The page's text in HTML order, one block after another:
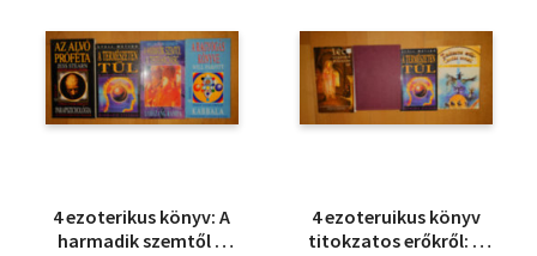
4 ezoterikus könyv: A
harmadik szemtől a
4 ezoteruikus könyv
titokzatos erőkről: A